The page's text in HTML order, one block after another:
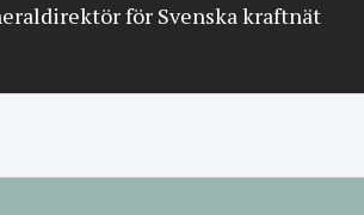
för Svenska kraftnät